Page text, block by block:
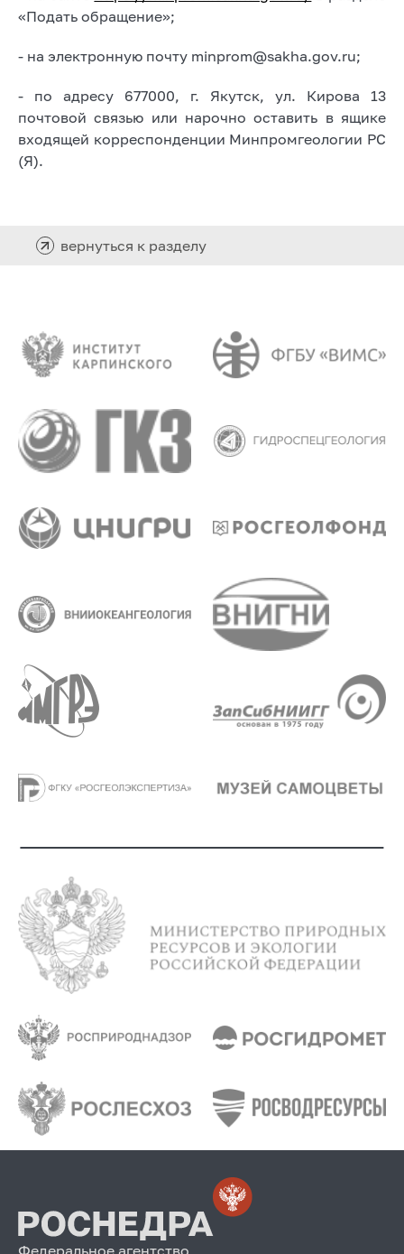
«Подать обращение»;
- на электронную почту minprom@sakha.gov.ru;
- по адресу 677000, г. Якутск, ул. Кирова 13
почтовой связью или нарочно оставить в ящике
входящей корреспонденции Минпромгеологии РС
(Я).
вернуться к разделу
Федеральное агентство